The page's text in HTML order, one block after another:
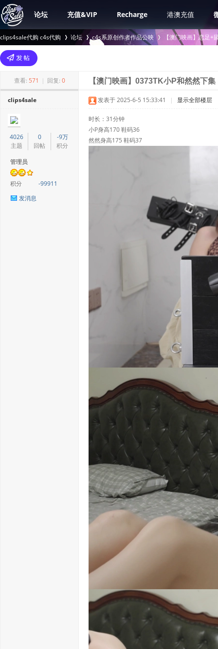
论坛 充值&VIP Recharge 港澳充值
clips4sale代购 c4s代购
>
论坛 c4s系原创作者作品公映
›
【澳门映画】恋足+
查看: 571 | 回复: 0 【澳门映画】0373TK小P和然然下集
clips4sale
4026
主题
0
回帖
-9万
积分
管理员
积分
-99911
发消息
发表于 2025-6-5 15:33:41 | 显示全部楼层
时长：31分钟
小P身高170 鞋码36
然然身高175 鞋码37